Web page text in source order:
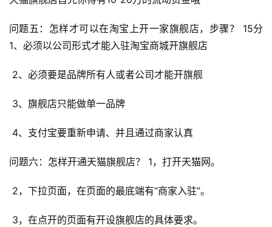
问题五：怎样才可以在淘宝上开一家旗舰店，步骤？ 15分
1、必须以公司形式才能入驻淘宝商城开旗舰店
2、必须要是品牌所有人或者公司才能开旗舰
3、旗舰店只能做单一品牌
4、支付宝要重新申请、并且通过商家认真
问题六：怎样开通天猫旗舰店？ 1，打开天猫网。
2，下拉页面，在页面的最底端有“商家入驻”。
3，在点开的页面有开设旗舰店的具体要求。